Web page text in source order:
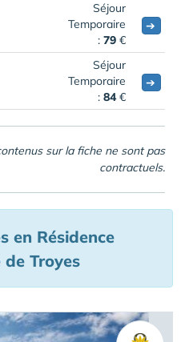
Séjour
Temporaire
: 79 €
➔
Séjour
Temporaire
: 84€
➔
sur la fiche ne sont pas
contractuels.
en Résidence
Troyes